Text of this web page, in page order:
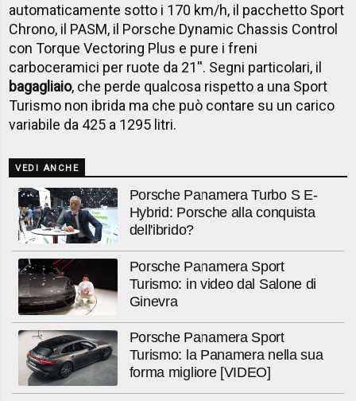
automaticamente sotto i 170 km/h, il pacchetto Sport
Chrono, il PASM, il Porsche Dynamic Chassis Control
con Torque Vectoring Plus e pure i freni
carboceramici per ruote da 21''. Segni particolari, il
bagagliaio, che perde qualcosa rispetto a una Sport
Turismo non ibrida ma che può contare su un carico
variabile da 425 a 1295 litri.
VEDI ANCHE
Porsche Panamera Turbo S E-
Hybrid: Porsche alla conquista
dell'ibrido?
Porsche Panamera Sport
Turismo: in video dal Salone di
Ginevra
Porsche Panamera Sport
Turismo: la Panamera nella sua
forma migliore [VIDEO]